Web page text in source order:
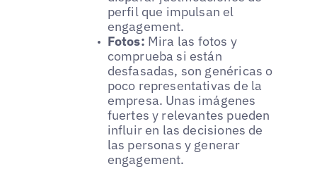
perfil que impulsan el
engagement.
Fotos: Mira las fotos y
comprueba si están
desfasadas, son genéricas o
poco representativas de la
empresa. Unas imágenes
fuertes y relevantes pueden
influir en las decisiones de
las personas y generar
engagement.